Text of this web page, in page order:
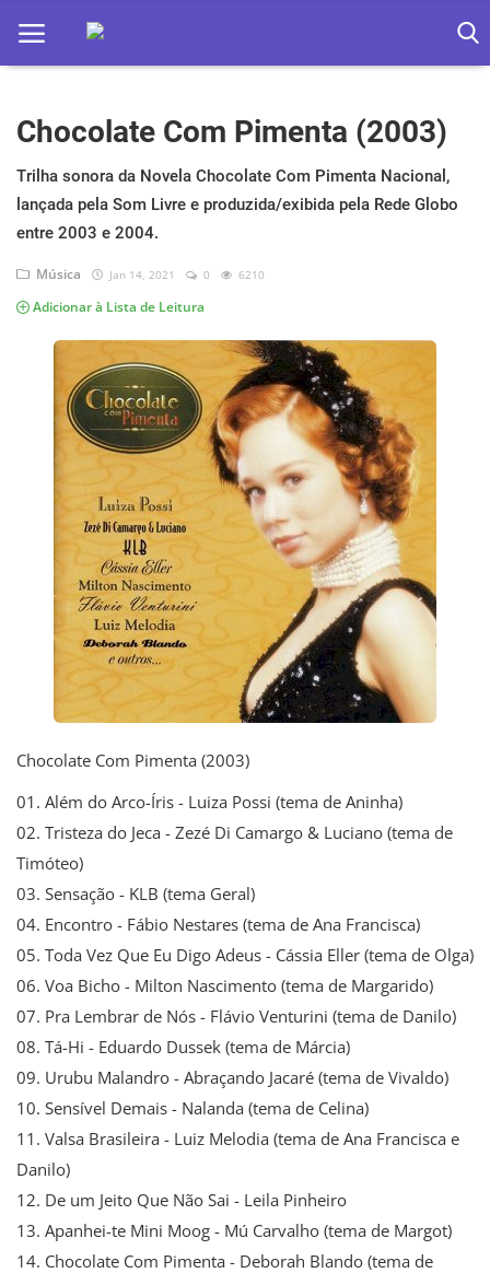
Home
Apps
Ebooks
Games
Web
Jogos hoje na TV
Chocolate Com Pimenta (2003)
Trilha sonora da Novela Chocolate Com Pimenta Nacional,
lançada pela Som Livre e produzida/exibida pela Rede Globo
entre 2003 e 2004.
Música Jan 14, 2021 0 6210
Adicionar à Lista de Leitura
Chocolate Com Pimenta (2003)
01. Além do Arco-Íris - Luiza Possi (tema de Aninha)
02. Tristeza do Jeca - Zezé Di Camargo & Luciano (tema de
Timóteo)
03. Sensação - KLB (tema Geral)
04. Encontro - Fábio Nestares (tema de Ana Francisca)
05. Toda Vez Que Eu Digo Adeus - Cássia Eller (tema de Olga)
06. Voa Bicho - Milton Nascimento (tema de Margarido)
07. Pra Lembrar de Nós - Flávio Venturini (tema de Danilo)
08. Tá-Hi - Eduardo Dussek (tema de Márcia)
09. Urubu Malandro - Abraçando Jacaré (tema de Vivaldo)
10. Sensível Demais - Nalanda (tema de Celina)
11. Valsa Brasileira - Luiz Melodia (tema de Ana Francisca e
Danilo)
12. De um Jeito Que Não Sai - Leila Pinheiro
13. Apanhei-te Mini Moog - Mú Carvalho (tema de Margot)
14. Chocolate Com Pimenta - Deborah Blando (tema de